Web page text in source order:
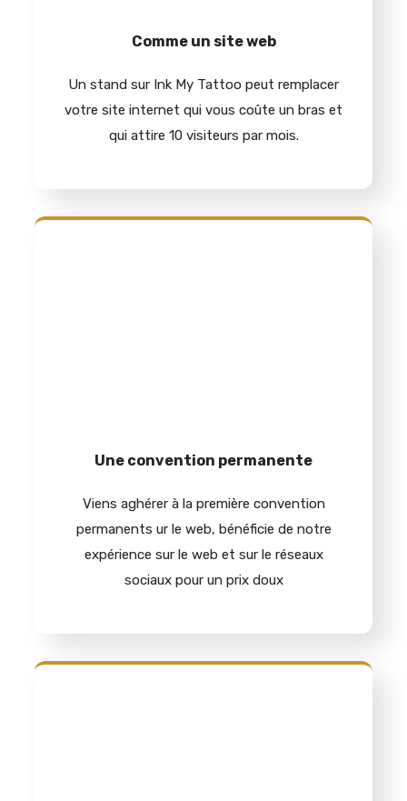
Comme un site web
Un stand sur Ink My Tattoo peut remplacer
votre site internet qui vous coûte un bras et
qui attire 10 visiteurs par mois.
Une convention permanente
Viens aghérer à la première convention
permanents ur le web, bénéficie de notre
expérience sur le web et sur le réseaux
sociaux pour un prix doux